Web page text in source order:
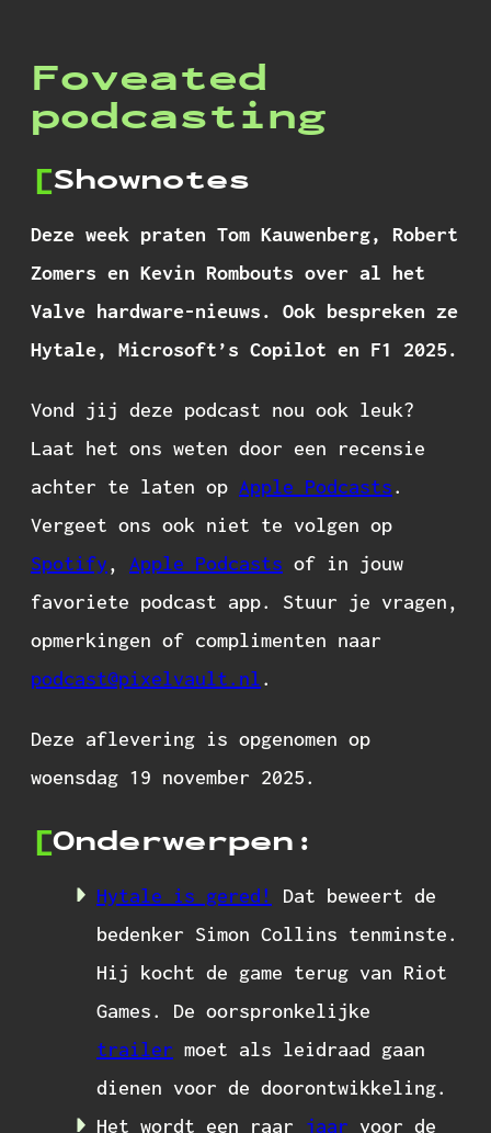
Foveated
podcasting
Shownotes
Deze week praten Tom Kauwenberg, Robert
Zomers en Kevin Rombouts over al het
Valve hardware-nieuws. Ook bespreken ze
Hytale, Microsoft’s Copilot en F1 2025.
Vond jij deze podcast nou ook leuk?
Laat het ons weten door een recensie
achter te laten op Apple Podcasts.
Vergeet ons ook niet te volgen op
Spotify, Apple Podcasts of in jouw
favoriete podcast app. Stuur je vragen,
opmerkingen of complimenten naar
podcast@pixelvault.nl.
Deze aflevering is opgenomen op
woensdag 19 november 2025.
Onderwerpen:
Hytale is gered!
Dat beweert de
bedenker Simon Collins tenminste.
Hij kocht de game terug van Riot
Games. De oorspronkelijke
trailer moet als leidraad gaan
dienen voor de doorontwikkeling.
Het wordt een raar jaar voor de